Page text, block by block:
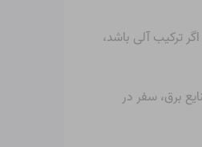
ترکیب آلی باشد،
برق، سفر در